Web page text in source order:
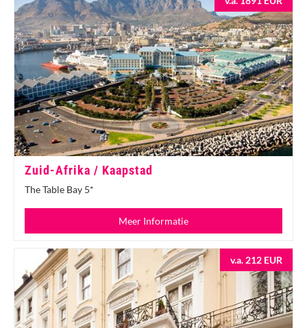
Zuid-Afrika / Kaapstad
The Table Bay 5*
Meer Informatie
v.a. 212 EUR